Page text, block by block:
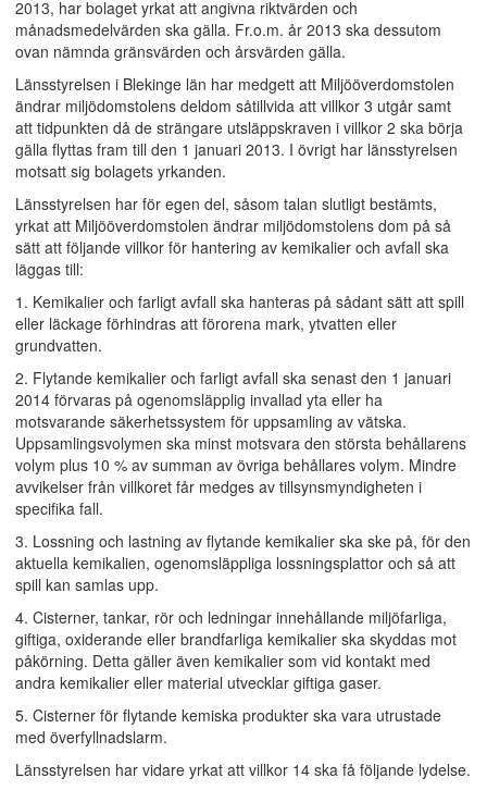
2013, har bolaget yrkat att angivna riktvärden och
månadsmedelvärden ska gälla. Fr.o.m. år 2013 ska dessutom
ovan nämnda gränsvärden och årsvärden gälla.
Länsstyrelsen i Blekinge län har medgett att Miljööverdomstolen
ändrar miljödomstolens deldom såtillvida att villkor 3 utgår samt
att tidpunkten då de strängare utsläppskraven i villkor 2 ska börja
gälla flyttas fram till den 1 januari 2013. I övrigt har länsstyrelsen
motsatt sig bolagets yrkanden.
Länsstyrelsen har för egen del, såsom talan slutligt bestämts,
yrkat att Miljööverdomstolen ändrar miljödomstolens dom på så
sätt att följande villkor för hantering av kemikalier och avfall ska
läggas till:
1. Kemikalier och farligt avfall ska hanteras på sådant sätt att spill
eller läckage förhindras att förorena mark, ytvatten eller
grundvatten.
2. Flytande kemikalier och farligt avfall ska senast den 1 januari
2014 förvaras på ogenomsläpplig invallad yta eller ha
motsvarande säkerhetssystem för uppsamling av vätska.
Uppsamlingsvolymen ska minst motsvara den största behållarens
volym plus 10 % av summan av övriga behållares volym. Mindre
avvikelser från villkoret får medges av tillsynsmyndigheten i
specifika fall.
3. Lossning och lastning av flytande kemikalier ska ske på, för den
aktuella kemikalien, ogenomsläppliga lossningsplattor och så att
spill kan samlas upp.
4. Cisterner, tankar, rör och ledningar innehållande miljöfarliga,
giftiga, oxiderande eller brandfarliga kemikalier ska skyddas mot
påkörning. Detta gäller även kemikalier som vid kontakt med
andra kemikalier eller material utvecklar giftiga gaser.
5. Cisterner för flytande kemiska produkter ska vara utrustade
med överfyllnadslarm.
Länsstyrelsen har vidare yrkat att villkor 14 ska få följande lydelse.